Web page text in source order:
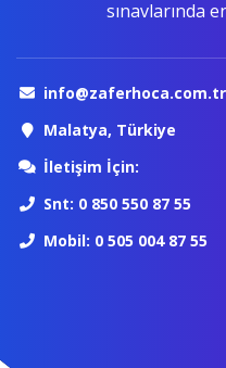
sınavlarında
info@zaferhoca.com.tr
Malatya, Türkiye
İletişim İçin:
Snt: 0 850 550 87 55
Mobil: 0 505 004 87 55